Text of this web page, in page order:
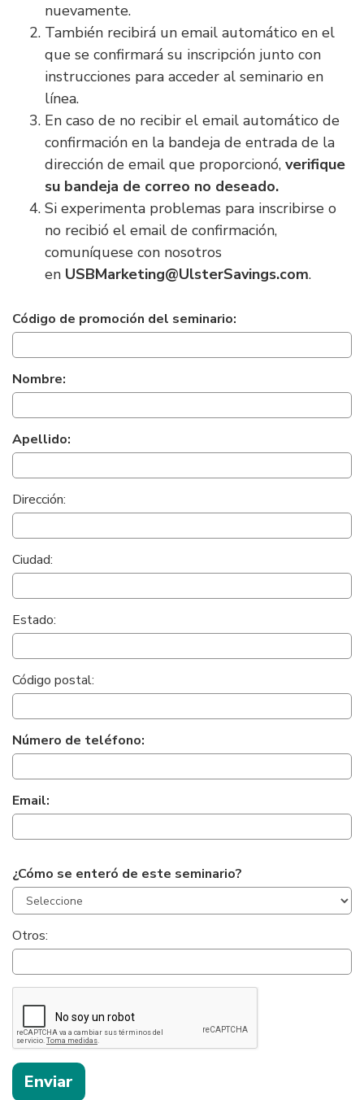
nuevamente.
También recibirá un email automático en el
que se confirmará su inscripción junto con
instrucciones para acceder al seminario en
línea.
En caso de no recibir el email automático de
confirmación en la bandeja de entrada de la
dirección de email que proporcionó, verifique
su bandeja de correo no deseado.
Si experimenta problemas para inscribirse o
no recibió el email de confirmación,
comuníquese con nosotros
en USBMarketing@UlsterSavings.com.
Inscripción
al
seminario
Código de promoción del seminario:
Nombre:
Apellido:
Dirección:
Ciudad:
Estado:
Código postal:
Número de teléfono:
Email:
¿Cómo se enteró de este seminario?
Otros:
Ayúdenos
evitar
el
correo
no
deseado: